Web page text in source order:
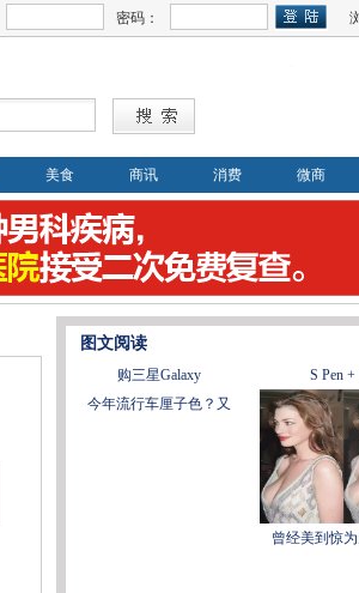
密码：
美食 商讯 消费 微商
图文阅读
购三星Galaxy
S Pen +
今年流行车厘子色？又
曾经美到惊